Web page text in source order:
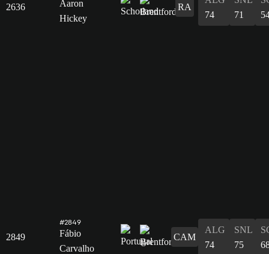
2636
Aaron
Hickey
RA
74
71
2849
#2849
Fábio
Carvalho
CAM
ALG
74
SNL
75